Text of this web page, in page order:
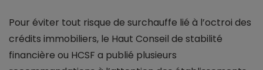
Pour éviter tout risque de surchauffe lié à l’octroi des
crédits immobiliers, le Haut Conseil de stabilité
financière ou HCSF a publié plusieurs